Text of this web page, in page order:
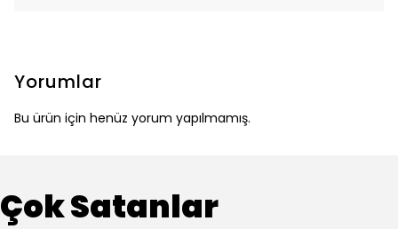
Yorumlar
Bu ürün için henüz yorum yapılmamış.
Çok Satanlar